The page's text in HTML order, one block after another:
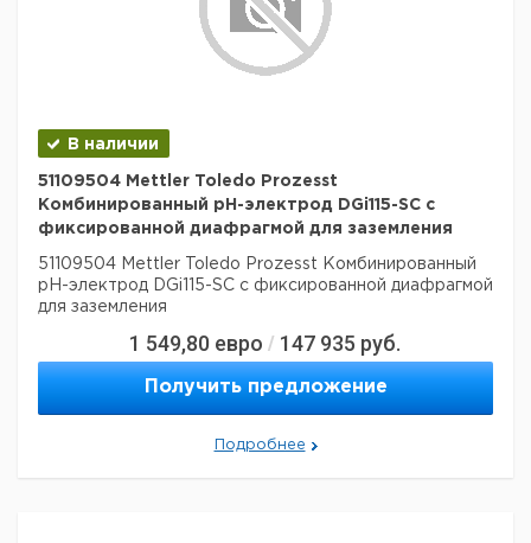
В наличии
51109504 Mettler Toledo Prozesst
Комбинированный pH-электрод DGi115-SC с
фиксированной диафрагмой для заземления
51109504 Mettler Toledo Prozesst Комбинированный
pH-электрод DGi115-SC с фиксированной диафрагмой
для заземления
1 549,80 евро / 147 935 руб.
Получить предложение
Подробнее